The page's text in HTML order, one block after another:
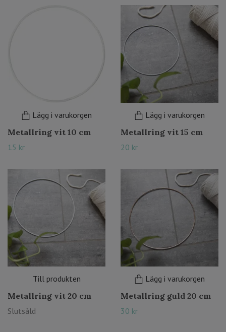
Lägg i varukorgen
Metallring vit 10 cm
15 kr
Lägg i varukorgen
Metallring vit 15 cm
20 kr
Till produkten
Metallring vit 20 cm
Slutsåld
Lägg i varukorgen
Metallring guld 20 cm
30 kr